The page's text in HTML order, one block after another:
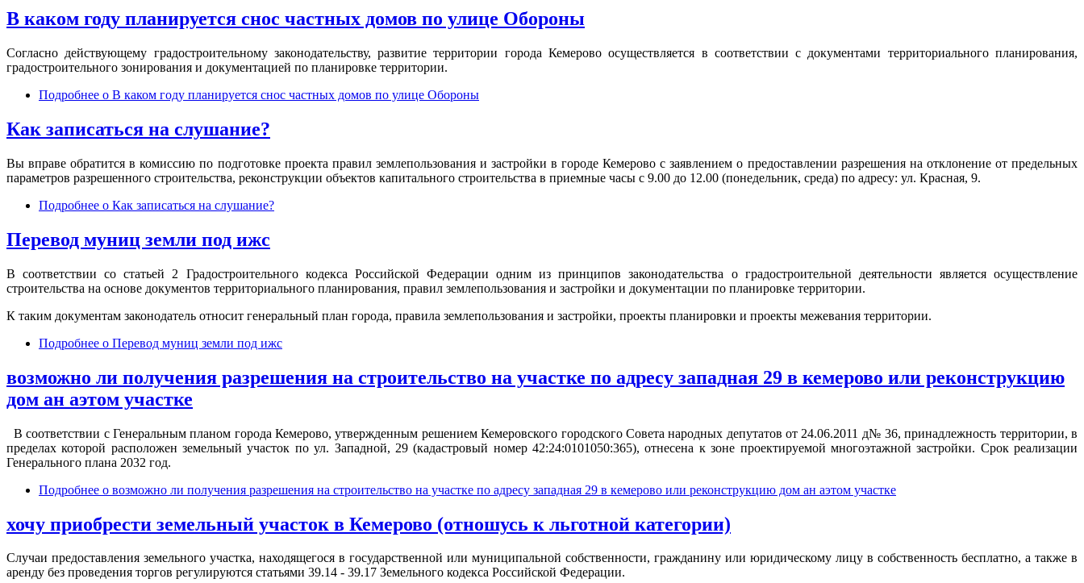
В каком году планируется снос частных домов по улице Обороны
Согласно действующему градостроительному законодательству, развитие территории города Кемерово осуществляется в соответствии с документами территориального планирования,
градостроительного зонирования и документацией по планировке территории.
Подробнее о В каком году планируется снос частных домов по улице Обороны
Как записаться на слушание?
Вы вправе обратится в комиссию по подготовке проекта правил землепользования и застройки в городе Кемерово с заявлением о предоставлении разрешения на отклонение от предельных
параметров разрешенного строительства, реконструкции объектов капитального строительства в приемные часы с 9.00 до 12.00 (понедельник, среда) по адресу: ул. Красная, 9.
Подробнее о Как записаться на слушание?
Перевод муниц земли под ижс
В соответствии со статьей 2 Градостроительного кодекса Российской Федерации одним из принципов законодательства о градостроительной деятельности является осуществление
строительства на основе документов территориального планирования, правил землепользования и застройки и документации по планировке территории.
К таким документам законодатель относит генеральный план города, правила землепользования и застройки, проекты планировки и проекты межевания территории.
Подробнее о Перевод муниц земли под ижс
возможно ли получения разрешения на строительство на участке по адресу западная 29 в кемерово или реконструкцию
дом ан аэтом участке
В соответствии с Генеральным планом города Кемерово, утвержденным решением Кемеровского городского Совета народных депутатов от 24.06.2011 д№ 36, принадлежность территории, в
пределах которой расположен земельный участок по ул. Западной, 29 (кадастровый номер 42:24:0101050:365), отнесена к зоне проектируемой многоэтажной застройки. Срок реализации
Генерального плана 2032 год.
Подробнее о возможно ли получения разрешения на строительство на участке по адресу западная 29 в кемерово или реконструкцию дом ан аэтом участке
хочу приобрести земельный участок в Кемерово (отношусь к льготной категории)
Случаи предоставления земельного участка, находящегося в государственной или муниципальной собственности, гражданину или юридическому лицу в собственность бесплатно, а также в
аренду без проведения торгов регулируются статьями 39.14 - 39.17 Земельного кодекса Российской Федерации.